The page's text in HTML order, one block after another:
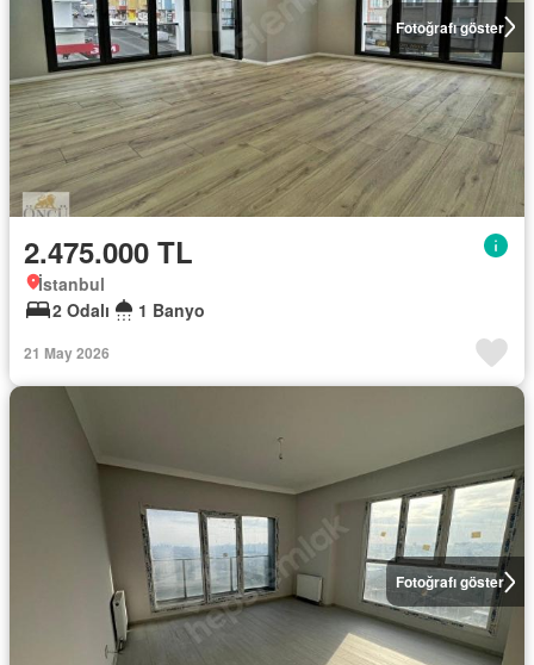
Fotoğrafı göster
2.475.000 TL
İstanbul
2 Odalı
1 Banyo
21 May 2026
Fotoğrafı göster